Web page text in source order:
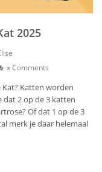
2025
xComments
Katten worden
dat 2 op de 3 katten
Of dat 1 op de 3
merk je daar helemaal